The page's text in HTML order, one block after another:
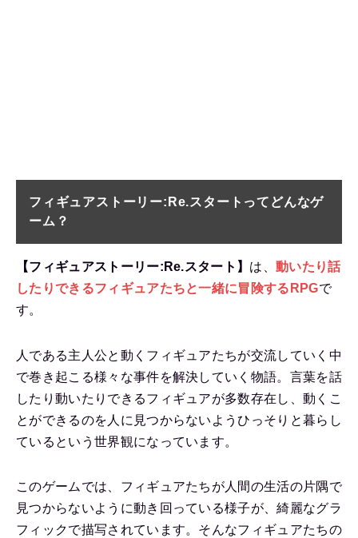
フィギュアストーリー:Re.スタートってどんなゲ
ーム？
【フィギュアストーリー:Re.スタート】 は、動いたり話
したりできるフィギュアたちと一緒に冒険するRPGで
す。
人である主人公と動くフィギュアたちが交流していく中
で巻き起こる様々な事件を解決していく物語。言葉を話
したり動いたりできるフィギュアが多数存在し、動くこ
とができるのを人に見つからないようひっそりと暮らし
ているという世界観になっています。
このゲームでは、フィギュアたちが人間の生活の片隅で
見つからないように動き回っている様子が、綺麗なグラ
フィックで描写されています。そんなフィギュアたちの